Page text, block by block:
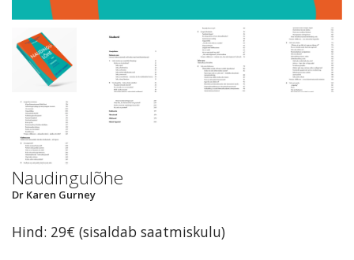
Naudingulõhe
Dr Karen Gurney
Hind: 29€ (sisaldab saatmiskulu)